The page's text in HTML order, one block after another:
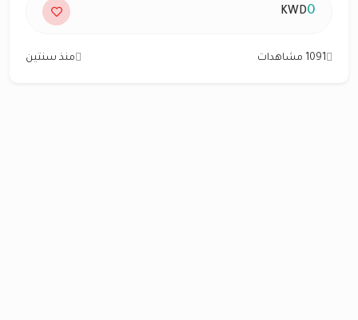
0
KWD
1091 مشاهدات منذ سنتين